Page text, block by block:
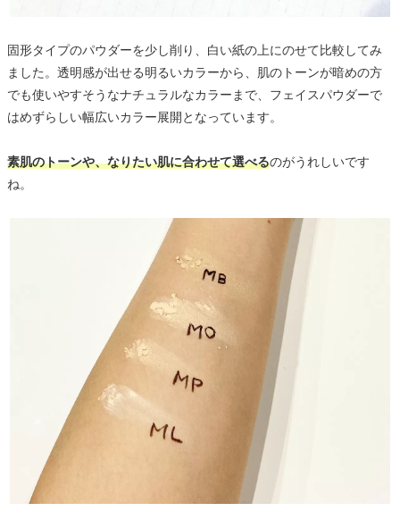
固形タイプのパウダーを少し削り、白い紙の上にのせて比較してみ
ました。透明感が出せる明るいカラーから、肌のトーンが暗めの方
でも使いやすそうなナチュラルなカラーまで、フェイスパウダーで
はめずらしい幅広いカラー展開となっています。
素肌のトーンや、なりたい肌に合わせて選べるのがうれしいです
ね。